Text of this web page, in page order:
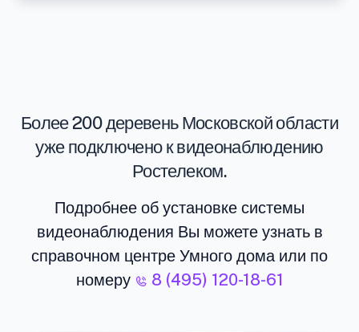
Более 200 деревень Московской области
уже подключено к видеонаблюдению
Ростелеком.
Подробнее об установке системы
видеонаблюдения Вы можете узнать в
справочном центре Умного дома или по
номеру
8 (495) 120-18-61